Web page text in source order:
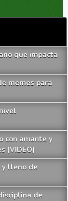
que impacta
memes para
con amante y
(VIDEO)
y lleno de
de